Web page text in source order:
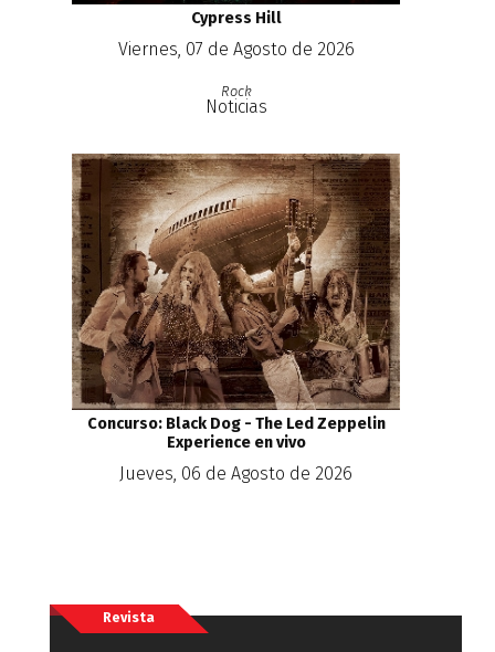
Cypress Hill
Viernes, 07 de Agosto de 2026
Rock
Noticias
Concurso: Black Dog - The Led Zeppelin
Experience en vivo
Jueves, 06 de Agosto de 2026
Revista